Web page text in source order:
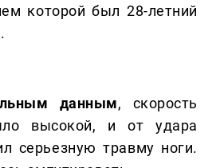
которой был 28-летний
данным, скорость
высокой, и от удара
серьезную травму ноги.